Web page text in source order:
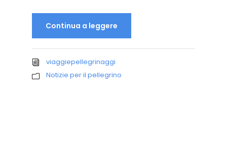
Continua a leggere
viaggiepellegrinaggi
Notizie per il pellegrino